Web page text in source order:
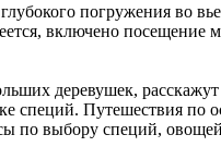
погружения во
включено посещение
деревушек,
Путешествия по
по выбору специй,